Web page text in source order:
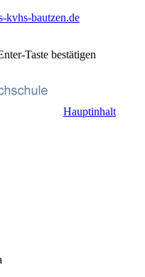
kvhs-bautzen.de
Taste bestätigen
Hauptinhalt